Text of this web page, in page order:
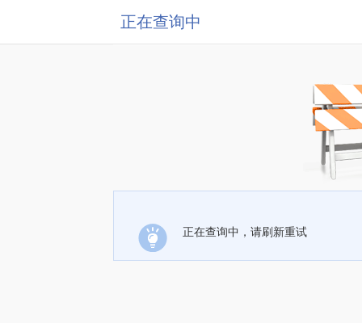
正在查询中
正在查询中，请刷新重试